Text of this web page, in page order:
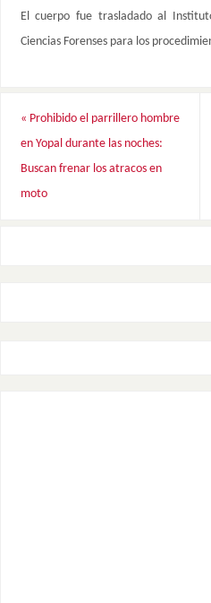
El cuerpo fue trasladado al
Ciencias Forenses para los
« Prohibido el parrillero hombre
en Yopal durante las noches:
Buscan frenar los atracos en
moto